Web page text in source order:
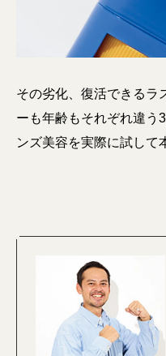
その劣化、復活できる
ーも年齢もそれぞれ違う
ンズ美容を実際に試して